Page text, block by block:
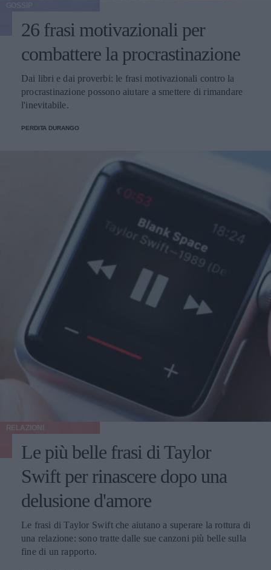
26 frasi motivazionali per
combattere la procrastinazione
Dai libri e dai proverbi: le frasi motivazionali contro la
procrastinazione possono aiutare a smettere di rimandare
l'inevitabile.
PERDITA DURANGO
RELAZIONI
Le più belle frasi di Taylor
Swift per rinascere dopo una
delusione d'amore
Le frasi di Taylor Swift che aiutano a superare la rottura di
una relazione: sono tratte dalle sue canzoni più belle sulla
fine di un rapporto.